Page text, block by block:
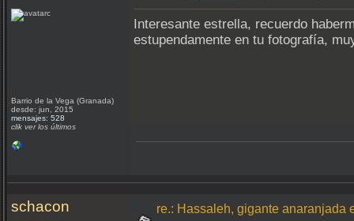
Barrio de la Vega (Granada)
desde: jun, 2015
mensajes: 528
clik ver los últimos
Interesante estrella, recuerdo
estupendamente en tu fotografía,
schacon re.: Hassaleh, gigante anaranjada